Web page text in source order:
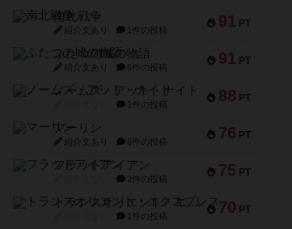
91 PT
南北戦争
紹介文あり 1件の投稿
91 PT
ふたつの城の物語
紹介文あり 6件の投稿
88 PT
ノームズ・アット・ナイト
1件の投稿
76 PT
マーリン
紹介文あり 6件の投稿
75 PT
フラットアイアン
2件の投稿
70 PT
トランスオリエント・エクスプレス
1件の投稿